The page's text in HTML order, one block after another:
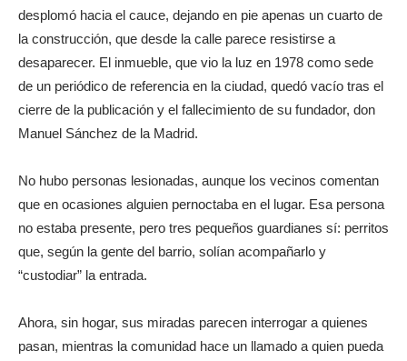
desplomó hacia el cauce, dejando en pie apenas un cuarto de
la construcción, que desde la calle parece resistirse a
desaparecer. El inmueble, que vio la luz en 1978 como sede
de un periódico de referencia en la ciudad, quedó vacío tras el
cierre de la publicación y el fallecimiento de su fundador, don
Manuel Sánchez de la Madrid.
No hubo personas lesionadas, aunque los vecinos comentan
que en ocasiones alguien pernoctaba en el lugar. Esa persona
no estaba presente, pero tres pequeños guardianes sí: perritos
que, según la gente del barrio, solían acompañarlo y
“custodiar” la entrada.
Ahora, sin hogar, sus miradas parecen interrogar a quienes
pasan, mientras la comunidad hace un llamado a quien pueda